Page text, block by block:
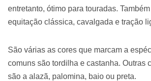
entretanto, ótimo para touradas.
equitação clássica, cavalgada e tração
São várias as cores que marcam a
comuns são tordilha e castanha. Outras
são a alazã, palomina, baio ou preta.